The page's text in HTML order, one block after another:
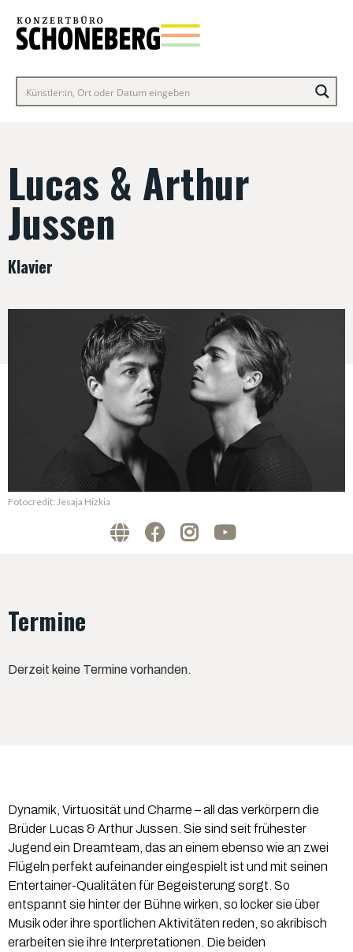
Lucas & Arthur
Jussen
Klavier
Fotocredit: Jesaja Hizkia
Termine
Derzeit keine Termine vorhanden.
Dynamik, Virtuosität und Charme – all das verkörpern die
Brüder Lucas & Arthur Jussen. Sie sind seit frühester
Jugend ein Dreamteam, das an einem ebenso wie an zwei
Flügeln perfekt aufeinander eingespielt ist und mit seinen
Entertainer-Qualitäten für Begeisterung sorgt. So
entspannt sie hinter der Bühne wirken, so locker sie über
Musik oder ihre sportlichen Aktivitäten reden, so akribisch
erarbeiten sie ihre Interpretationen. Die beiden